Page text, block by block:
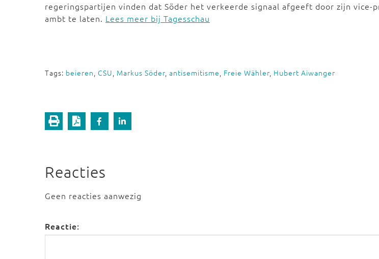
regeringspartijen vinden dat Söder het verkeerde signaal afgeeft door zijn vice-
ambt te laten. Lees meer bij Tagesschau
Tags: beieren, CSU, Markus Söder, antisemitisme, Freie Wähler, Hubert Aiwanger
Reacties
Geen reacties aanwezig
Reactie: